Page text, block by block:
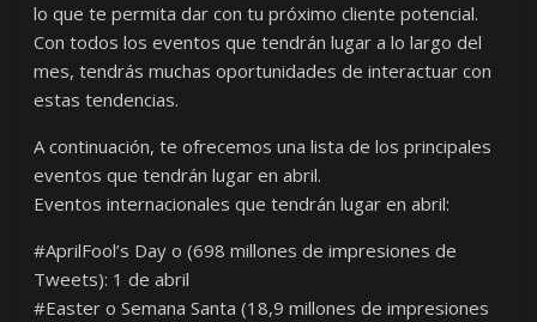
lo que te permita dar con tu próximo cliente potencial.
Con todos los eventos que tendrán lugar a lo largo del
mes, tendrás muchas oportunidades de interactuar con
estas tendencias.
A continuación, te ofrecemos una lista de los principales
eventos que tendrán lugar en abril.
Eventos internacionales que tendrán lugar en abril:
#AprilFool’s Day o (698 millones de impresiones de
Tweets): 1 de abril
#Easter o Semana Santa (18,9 millones de impresiones